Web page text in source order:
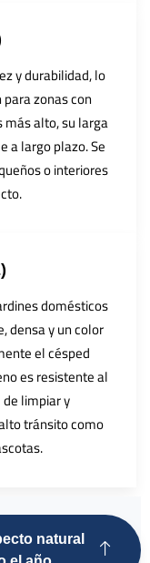
y durabilidad, lo
zonas con
más alto, su larga
a largo plazo. Se
o interiores
domésticos
densa y un color
el césped
es resistente al
limpiar y
tránsito como
natural